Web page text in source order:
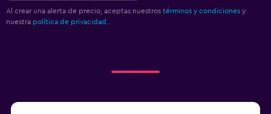
Al crear una alerta de precio, aceptas nuestros términos y condiciones y
nuestra política de privacidad.